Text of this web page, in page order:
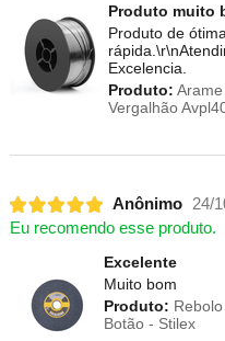
Produto muito
Produto de
Excelencia.
Produto:
Vergalhão
Anônimo 24/
Eu recomendo esse produto.
Excelente
Muito bom
Produto:
Botão - Stilex